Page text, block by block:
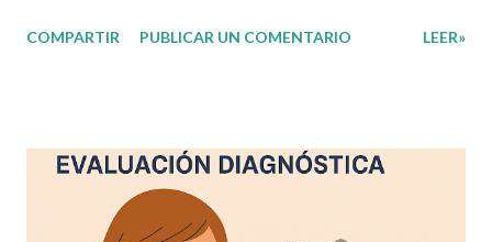
pedagógicas informadas. En este contexto, el Sistema de Alerta
primaria en línea o modalidad presencial. 📘 ¿Qué es el SISAT? El
SISAT es un instrumento desarrollado por la Secretaría de
Educación Pública (SEP) que permite identificar oportunamente
COMPARTIR PUBLICAR UN COMENTARIO LEER»